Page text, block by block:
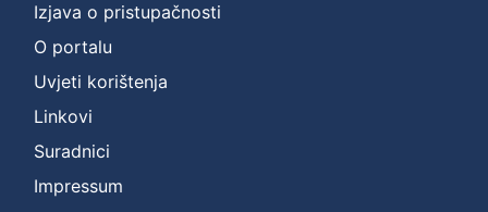
Izjava o pristupačnosti
O portalu
Uvjeti korištenja
Linkovi
Suradnici
Impressum